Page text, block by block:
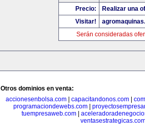
Precio:
Realizar una
Visitar!
Serán consideradas
Otros dominios en venta:
accionesenbolsa.com
capacitandonos.com
programaciondewebs.com
tuempresaweb.com